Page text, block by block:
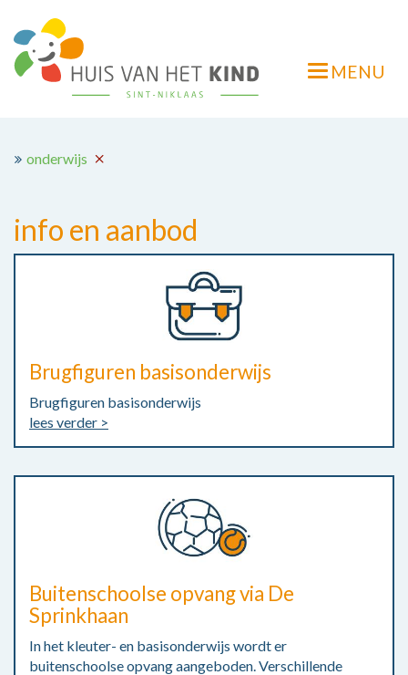
naar
de
Navigatie
MENU
onderwijs
info en aanbod
Brugfiguren basisonderwijs
Brugfiguren basisonderwijs
lees verder >
Buitenschoolse opvang via De
Sprinkhaan
In het kleuter- en basisonderwijs wordt er
buitenschoolse opvang aangeboden. Verschillende